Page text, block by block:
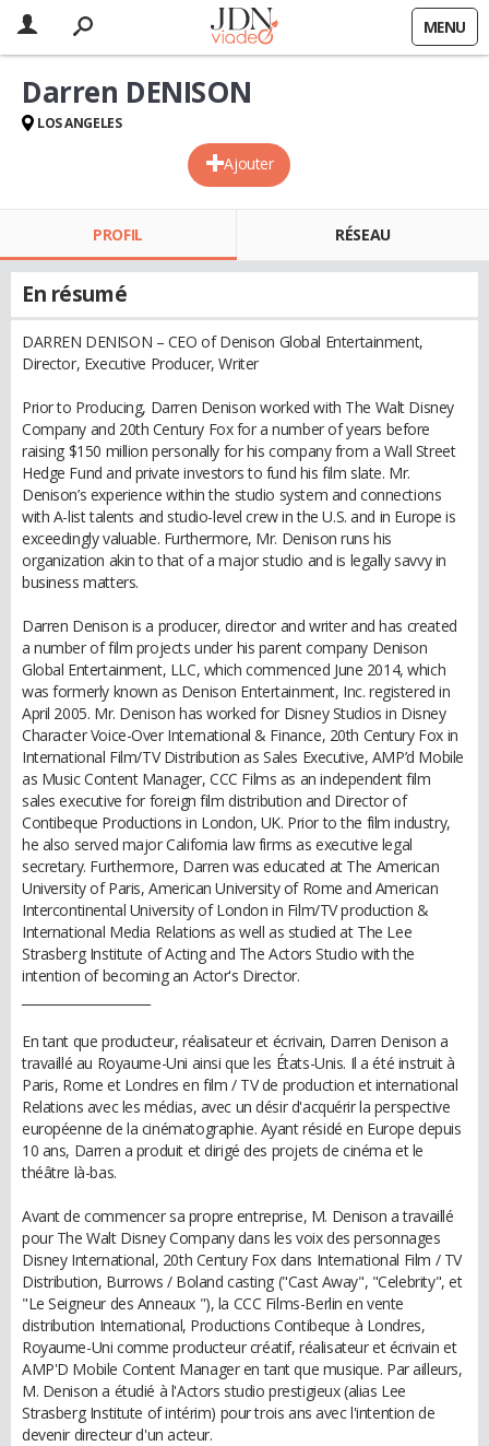
MENU
Ajouter
Darren DENISON
LOS ANGELES
PROFIL RÉSEAU
En résumé
DARREN DENISON – CEO of Denison Global Entertainment,
Director, Executive Producer, Writer
Prior to Producing, Darren Denison worked with The Walt Disney
Company and 20th Century Fox for a number of years before
raising $150 million personally for his company from a Wall Street
Hedge Fund and private investors to fund his film slate. Mr.
Denison’s experience within the studio system and connections
with A-list talents and studio-level crew in the U.S. and in Europe is
exceedingly valuable. Furthermore, Mr. Denison runs his
organization akin to that of a major studio and is legally savvy in
business matters.
Darren Denison is a producer, director and writer and has created
a number of film projects under his parent company Denison
Global Entertainment, LLC, which commenced June 2014, which
was formerly known as Denison Entertainment, Inc. registered in
April 2005. Mr. Denison has worked for Disney Studios in Disney
Character Voice-Over International & Finance, 20th Century Fox in
International Film/TV Distribution as Sales Executive, AMP’d Mobile
as Music Content Manager, CCC Films as an independent film
sales executive for foreign film distribution and Director of
Contibeque Productions in London, UK. Prior to the film industry,
he also served major California law firms as executive legal
secretary. Furthermore, Darren was educated at The American
University of Paris, American University of Rome and American
Intercontinental University of London in Film/TV production &
International Media Relations as well as studied at The Lee
Strasberg Institute of Acting and The Actors Studio with the
intention of becoming an Actor's Director.
En tant que producteur, réalisateur et écrivain, Darren Denison a
travaillé au Royaume-Uni ainsi que les États-Unis. Il a été instruit à
Paris, Rome et Londres en film / TV de production et international
Relations avec les médias, avec un désir d'acquérir la perspective
européenne de la cinématographie. Ayant résidé en Europe depuis
10 ans, Darren a produit et dirigé des projets de cinéma et le
théâtre là-bas.
Avant de commencer sa propre entreprise, M. Denison a travaillé
pour The Walt Disney Company dans les voix des personnages
Disney International, 20th Century Fox dans International Film / TV
Distribution, Burrows / Boland casting ("Cast Away", "Celebrity", et
"Le Seigneur des Anneaux "), la CCC Films-Berlin en vente
distribution International, Productions Contibeque à Londres,
Royaume-Uni comme producteur créatif, réalisateur et écrivain et
AMP'D Mobile Content Manager en tant que musique. Par ailleurs,
M. Denison a étudié à l'Actors studio prestigieux (alias Lee
Strasberg Institute of intérim) pour trois ans avec l'intention de
devenir directeur d'un acteur.